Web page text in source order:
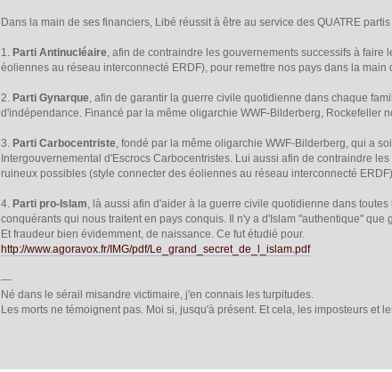
Dans la main de ses financiers, Libé réussit à être au service des QUATRE
1. Parti Antinucléaire, afin de contraindre les gouvernements successifs à
éoliennes au réseau interconnecté ERDF), pour remettre nos pays dans la main
2. Parti Gynarque, afin de garantir la guerre civile quotidienne dans chaque
d'indépendance. Financé par la même oligarchie WWF-Bilderberg, Rockefeller
3. Parti Carbocentriste, fondé par la même oligarchie WWF-Bilderberg, qui a
Intergouvernemental d'Escrocs Carbocentristes. Lui aussi afin de contraindre
ruineux possibles (style connecter des éoliennes au réseau interconnecté
4. Parti pro-Islam, là aussi afin d'aider à la guerre civile quotidienne dans
conquérants qui nous traitent en pays conquis. Il n'y a d'Islam "authentique" que
Et fraudeur bien évidemment, de naissance. Ce fut étudié pour.
http://www.agoravox.fr/IMG/pdf/Le_grand_secret_de_l_islam.pdf
—
Né dans le sérail misandre victimaire, j'en connais les turpitudes.
Les morts ne témoignent pas. Moi si, jusqu'à présent. Et cela, les imposteurs et